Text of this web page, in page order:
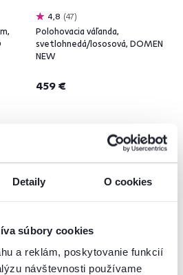
Detaily O cookies
súbory cookies
a reklám, poskytovanie funkcií
návštevnosti používame
4,8 47
Polohovacia váľanda,
svetlohnedá/lososová, DOMEN
NEW
459 €